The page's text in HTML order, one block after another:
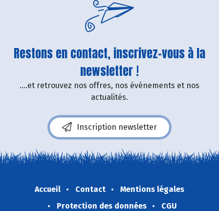
Restons en contact, inscrivez-vous à la
newsletter !
....et retrouvez nos offres, nos événements et nos
actualités.
Inscription newsletter
Accueil Contact
Mentions légales
Protection des données
CGU